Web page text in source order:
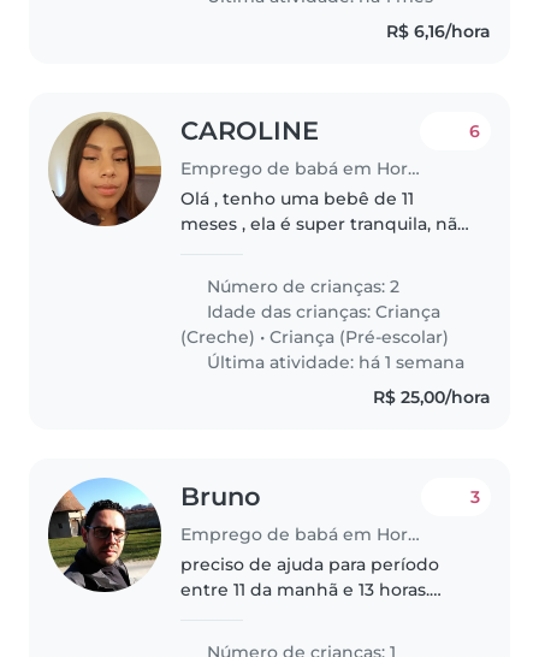
R$ 6,16/hora
CAROLINE
Emprego de babá em Hortolândia
6
Olá , tenho uma bebê de 11
meses , ela é super tranquila, não
anos , ele gosta de brincar,
assistir , é um pouco agitado (
gosta de ficar correndo)
Número de crianças: 2
Idade das crianças:Criança
(Creche) •Criança (Pré-escolar)
Última atividade: há 1 semana
R$ 25,00/hora
Bruno
Emprego de babá em Hortolândia
3
preciso de ajuda para período
entre 11 da manhã e 13 horas.
carinhoso
Número de crianças: 1